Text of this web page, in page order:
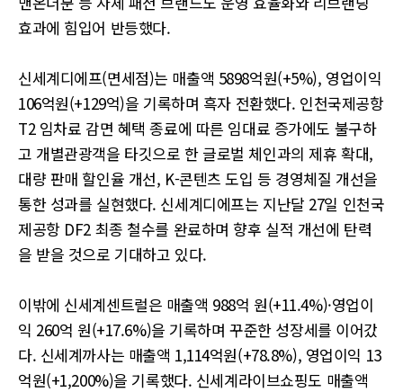
효과에 힘입어 반등했다.
신세계디에프(면세점)는 매출액 5898억원(+5%), 영업이익
106억원(+129억)을 기록하며 흑자 전환했다. 인천국제공항
T2 임차료 감면 혜택 종료에 따른 임대료 증가에도 불구하
고 개별관광객을 타깃으로 한 글로벌 체인과의 제휴 확대,
대량 판매 할인율 개선, K-콘텐츠 도입 등 경영체질 개선을
통한 성과를 실현했다. 신세계디에프는 지난달 27일 인천국
제공항 DF2 최종 철수를 완료하며 향후 실적 개선에 탄력
을 받을 것으로 기대하고 있다.
이밖에 신세계센트럴은 매출액 988억 원(+11.4%)·영업이
익 260억 원(+17.6%)을 기록하며 꾸준한 성장세를 이어갔
다. 신세계까사는 매출액 1,114억원(+78.8%), 영업이익 13
억원(+1,200%)을 기록했다. 신세계라이브쇼핑도 매출액